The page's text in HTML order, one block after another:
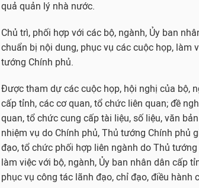
quả quản lý nhà nước.
Chủ trì, phối hợp với các bộ, ngành, Ủy ban
chuẩn bị nội dung, phục vụ các cuộc họp, làm
tướng Chính phủ.
Được tham dự các cuộc họp, hội nghị của bộ,
cấp tỉnh, các cơ quan, tổ chức liên quan; đề
quan, tổ chức cung cấp tài liệu, số liệu, văn
nhiệm vụ do Chính phủ, Thủ tướng Chính phủ
đạo, tổ chức phối hợp liên ngành do Thủ
làm việc với bộ, ngành, Ủy ban nhân dân cấp
phục vụ công tác lãnh đạo, chỉ đạo, điều hành